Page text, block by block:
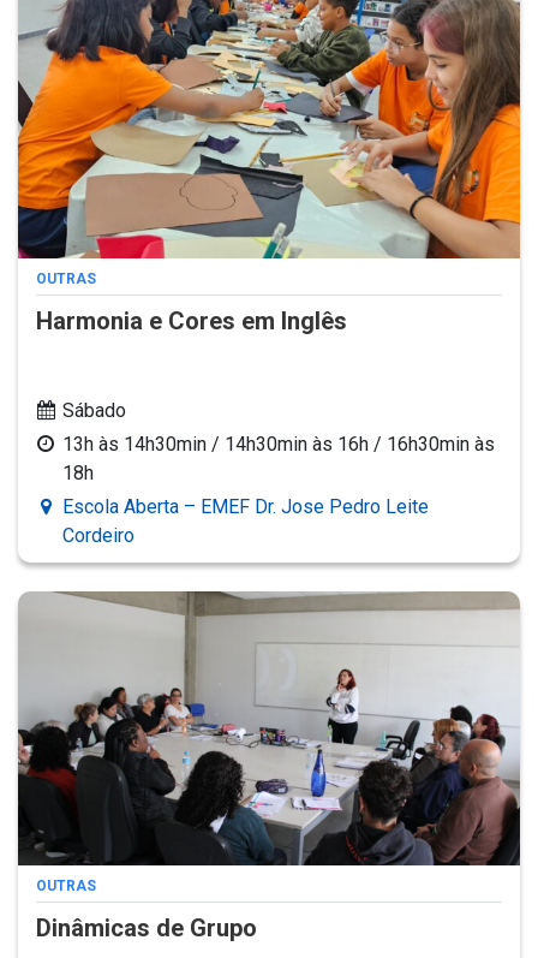
OUTRAS
Harmonia e Cores em Inglês
Sábado
13h às 14h30min / 14h30min às 16h / 16h30min às
18h
Escola Aberta – EMEF Dr. Jose Pedro Leite
Cordeiro
OUTRAS
Dinâmicas de Grupo